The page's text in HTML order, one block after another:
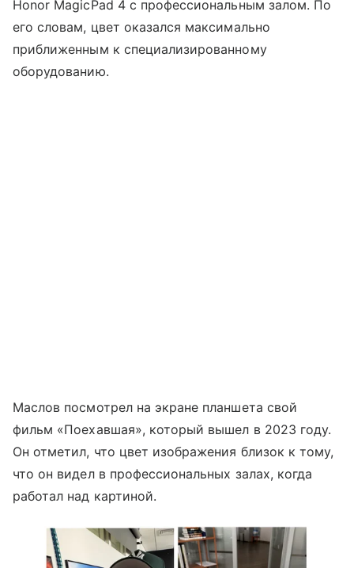
Honor MagicPad 4 с профессиональным залом. По
его словам, цвет оказался максимально
приближенным к специализированному
оборудованию.
Маслов посмотрел на экране планшета свой
фильм «Поехавшая», который вышел в 2023 году.
Он отметил, что цвет изображения близок к тому,
что он видел в профессиональных залах, когда
работал над картиной.